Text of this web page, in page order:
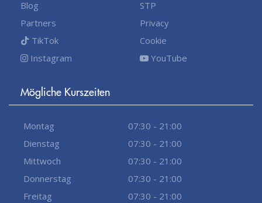
Blog
Partners
TikTok
Instagram
STP
Privacy
Cookie
YouTube
Mögliche Kurszeiten
Montag
07:30 - 21:00
Dienstag
07:30 - 21:00
Mittwoch
07:30 - 21:00
Donnerstag
07:30 - 21:00
Freitag
07:30 - 21:00